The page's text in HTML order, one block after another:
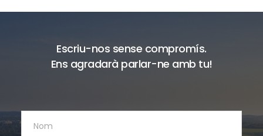
Escriu-nos sense compromís.
Ens agradarà parlar-ne amb tu!